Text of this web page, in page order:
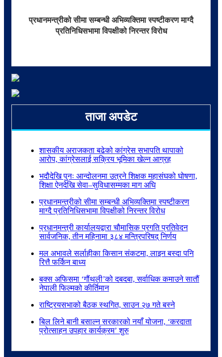
प्रधानमन्त्रीको सीमा सम्बन्धी अभिव्यक्तिमा स्पष्टीकरण माग्दै
प्रतिनिधिसभामा विपक्षीको निरन्तर विरोध
ताजा अपडेट
शासकीय अराजकता बढेको कांग्रेस सभापति थापाको
आरोप, कांग्रेसलाई सक्रिय भूमिका खेल्न आग्रह
भदौदेखि पुनः आन्दोलनमा उत्रने शिक्षक महासंघको घोषणा,
शिक्षा ऐनदेखि सेवा–सुविधासम्मका माग अघि
प्रधानमन्त्रीको सीमा सम्बन्धी अभिव्यक्तिमा स्पष्टीकरण
माग्दै प्रतिनिधिसभामा विपक्षीको निरन्तर विरोध
प्रधानमन्त्री कार्यालयद्वारा चौमासिक प्रगति प्रतिवेदन
सार्वजनिक, तीन महिनामा ३८४ मन्त्रिपरिषद् निर्णय
मल अभावले सर्लाहीका किसान संकटमा, लाइन बस्दा पनि
रित्तै फर्किन बाध्य
बक्स अफिसमा ‘गौंथली’को दबदबा, सर्वाधिक कमाउने सातौं
नेपाली फिल्मको कीर्तिमान
राष्ट्रियसभाको बैठक स्थगित, साउन २७ गते बस्ने
बिल लिने बानी बसाल्न सरकारको नयाँ योजना, ‘करदाता
प्रोत्साहन उपहार कार्यक्रम’ शुरु